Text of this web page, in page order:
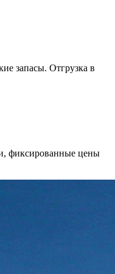
запасы. Отгрузка в
фиксированные цены